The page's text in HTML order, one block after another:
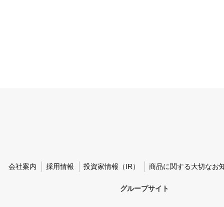
会社案内 採用情報 投資家情報（IR） 商品に関する大切なお
グループサイト